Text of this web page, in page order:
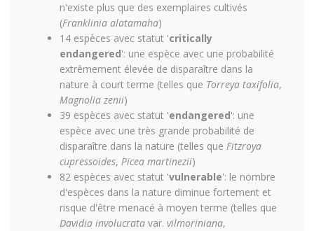
n'existe plus que des exemplaires cultivés
(Franklinia alatamaha)
14 espèces avec statut 'critically
endangered': une espèce avec une probabilité
extrêmement élevée de disparaître dans la
nature à court terme (telles que Torreya taxifolia,
Magnolia zenii)
39 espèces avec statut 'endangered': une
espèce avec une très grande probabilité de
disparaître dans la nature (telles que Fitzroya
cupressoides, Picea martinezii)
82 espèces avec statut 'vulnerable': le nombre
d'espèces dans la nature diminue fortement et
risque d'être menacé à moyen terme (telles que
Davidia involucrata var. vilmoriniana,